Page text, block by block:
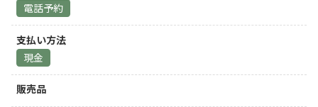
電話予約
支払い方法
現金
販売品